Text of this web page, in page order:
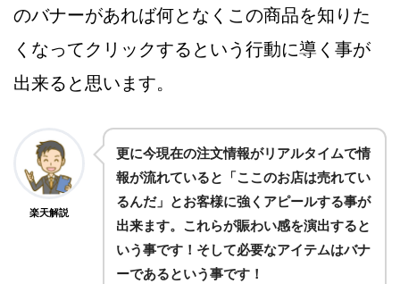
のバナーがあれば何となくこの商品を知りた
くなってクリックするという行動に導く事が
出来ると思います。
楽天解説
更に今現在の注文情報がリアルタイムで情
報が流れていると「ここのお店は売れてい
るんだ」とお客様に強くアピールする事が
出来ます。これらが賑わい感を演出すると
いう事です！そして必要なアイテムはバナ
ーであるという事です！